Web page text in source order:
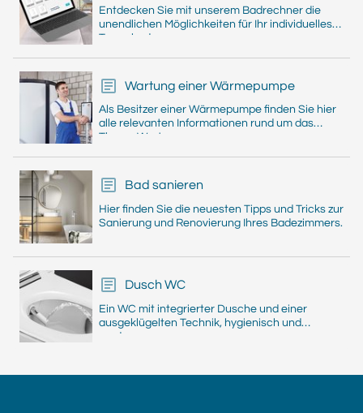
Entdecken Sie mit unserem Badrechner die
unendlichen Möglichkeiten für Ihr individuelles
Traumbad.
Wartung einer Wärmepumpe
Als Besitzer einer Wärmepumpe finden Sie hier
alle relevanten Informationen rund um das
Thema Wartung.
Bad sanieren
Hier finden Sie die neuesten Tipps und Tricks zur
Sanierung und Renovierung Ihres Badezimmers.
Dusch WC
Ein WC mit integrierter Dusche und einer
ausgeklügelten Technik, hygienisch und
modern.